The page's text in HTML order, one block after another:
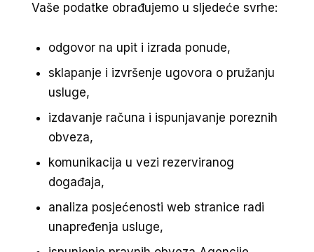
Vaše podatke obrađujemo u sljedeće svrhe:
odgovor na upit i izrada ponude,
sklapanje i izvršenje ugovora o pružanju
usluge,
izdavanje računa i ispunjavanje poreznih
obveza,
komunikacija u vezi rezerviranog
događaja,
analiza posjećenosti web stranice radi
unapređenja usluge,